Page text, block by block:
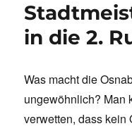
in die 2.
Was macht die
ungewöhnlich? Man
verwetten, dass kein